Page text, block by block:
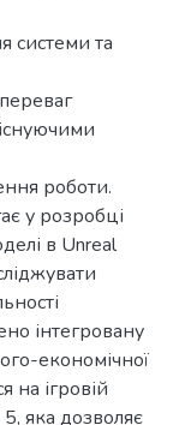
системи та
роботи.
у розробці
в Unreal
інтегровану
економічної
на ігровій
яка дозволяє